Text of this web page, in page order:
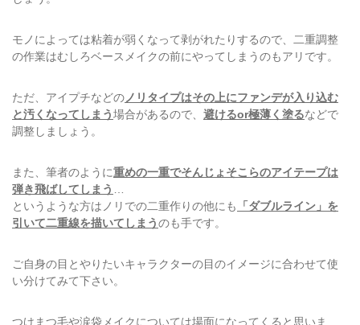
モノによっては粘着が弱くなって剥がれたりするので、二重調整
の作業はむしろベースメイクの前にやってしまうのもアリです。
ただ、アイプチなどの ノリタイプはその上にファンデが入り込む
と汚くなってしまう場合があるので、 避けるor極薄く塗るなどで
調整しましょう。
また、筆者のように重めの一重でそんじょそこらのアイテープは
弾き飛ばしてしまう
というような方はノリでの二重作りの他にも
「ダブルライン」を
引いて二重線を描いてしまうのも手です。
ご自身の目とやりたいキャラクターの目のイメージに合わせて使
い分けてみて下さい。
つけまつ毛や涙袋メイクについては場面になってくると思いま